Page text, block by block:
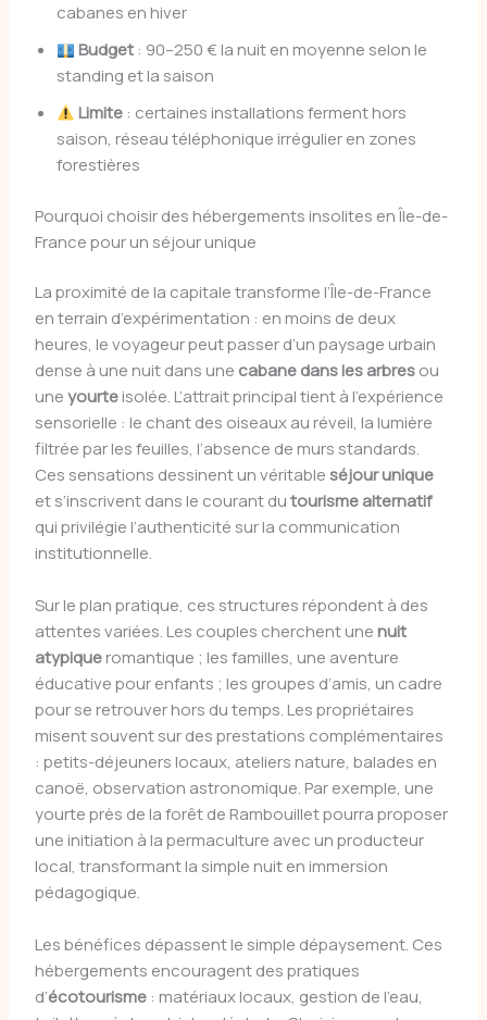
cabanes en hiver
Budget : 90–250 € la nuit en moyenne selon le
standing et la saison
Limite : certaines installations ferment hors
saison, réseau téléphonique irrégulier en zones
forestières
Pourquoi choisir des hébergements insolites en Île-de-
France pour un séjour unique
La proximité de la capitale transforme l’Île-de-France
en terrain d’expérimentation : en moins de deux
heures, le voyageur peut passer d’un paysage urbain
dense à une nuit dans une cabane dans les arbresou
uneyourteisolée. L’attrait principal tient à l’expérience
sensorielle : le chant des oiseaux au réveil, la lumière
filtrée par les feuilles, l’absence de murs standards.
Ces sensations dessinent un véritableséjour unique
et s’inscrivent dans le courant dutourisme alternatif
qui privilégie l’authenticité sur la communication
institutionnelle.
Sur le plan pratique, ces structures répondent à des
attentes variées. Les couples cherchent une nuit
atypiqueromantique ; les familles, une aventure
éducative pour enfants ; les groupes d’amis, un cadre
pour se retrouver hors du temps. Les propriétaires
misent souvent sur des prestations complémentaires
: petits-déjeuners locaux, ateliers nature, balades en
canoë, observation astronomique. Par exemple, une
yourte près de la forêt de Rambouillet pourra proposer
une initiation à la permaculture avec un producteur
local, transformant la simple nuit en immersion
pédagogique.
Les bénéfices dépassent le simple dépaysement. Ces
hébergements encouragent des pratiques
d’écotourisme : matériaux locaux, gestion de l’eau,